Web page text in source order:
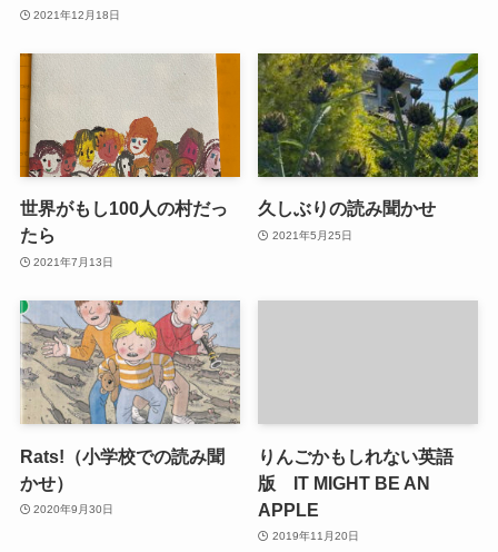
2021年12月18日
世界がもし100人の村だっ
たら
2021年7月13日
久しぶりの読み聞かせ
2021年5月25日
Rats!（小学校での読み聞
かせ）
2020年9月30日
りんごかもしれない英語
版 IT MIGHT BE AN
APPLE
2019年11月20日